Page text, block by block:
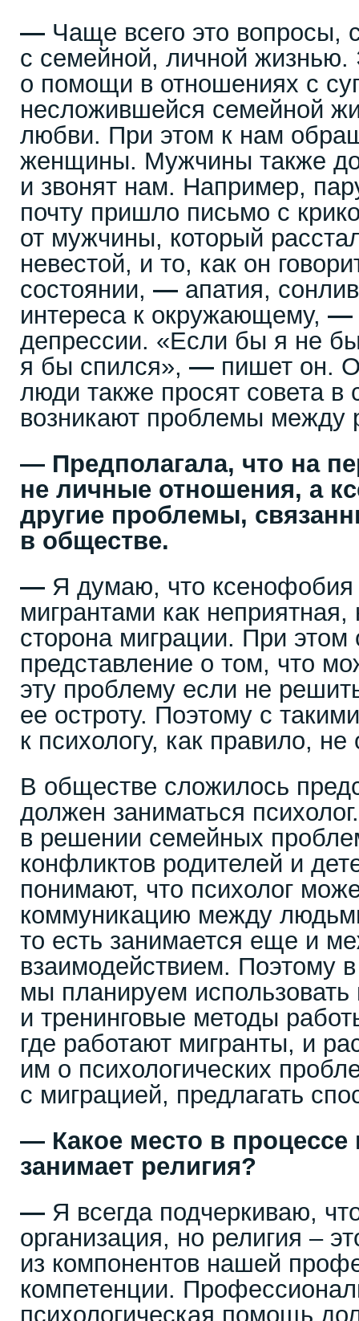
— Чаще всего это вопросы,
с семейной, личной жизнью.
о помощи в отношениях с
несложившейся семейной
любви. При этом к нам
женщины. Мужчины также
и звонят нам. Например,
почту пришло письмо с
от мужчины, который
невестой, и то, как он
состоянии, — апатия,
интереса к окружающему, —
депрессии. «Если бы я не
я бы спился», — пишет он.
люди также просят совета в
возникают проблемы между
— Предполагала, что на
не личные отношения, а
другие проблемы,
в обществе.
— Я думаю, что ксенофобия
мигрантами как
сторона миграции. При этом
представление о том, что
эту проблему если не
ее остроту. Поэтому с
к психологу, как правило,
В обществе сложилось
должен заниматься
в решении семейных
конфликтов родителей и
понимают, что психолог
коммуникацию между
то есть занимается еще и
взаимодействием. Поэтому
мы планируем использовать
и тренинговые методы
где работают мигранты, и
им о психологических
с миграцией, предлагать
— Какое место в
занимает религия?
— Я всегда подчеркиваю,
организация, но религия –
из компонентов нашей
компетенции.
психологическая помощь